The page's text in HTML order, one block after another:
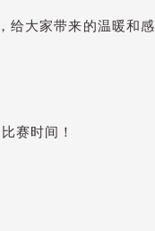
大家带来的温暖和
赛时间！